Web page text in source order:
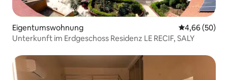
Eigentumswohnung
4,66 (50)
Unterkunft im Erdgeschoss Residenz LE RECIF, SALY